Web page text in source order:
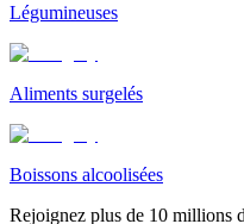
Légumineuses
Aliments surgelés
Boissons alcoolisées
Rejoignez plus de 10 millions